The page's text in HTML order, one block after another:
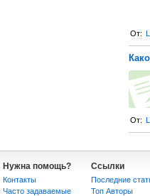
От:
От:
Нужна помощь?
Контакты
Часто задаваемые
Ссылки
Последние
Топ Авторы